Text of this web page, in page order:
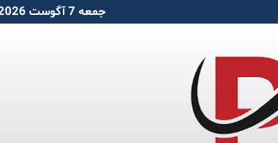
جمعه 7 آگوست 2026